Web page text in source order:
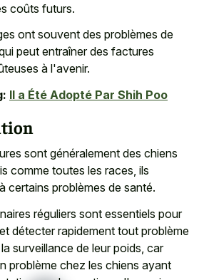
coûts futurs.
ont souvent des problèmes de
peut entraîner des factures
à l'avenir.
Il a Été Adopté Par Shih Poo
sont généralement des chiens
comme toutes les races, ils
certains problèmes de santé.
réguliers sont essentiels pour
détecter rapidement tout problème
surveillance de leur poids, car
problème chez les chiens ayant